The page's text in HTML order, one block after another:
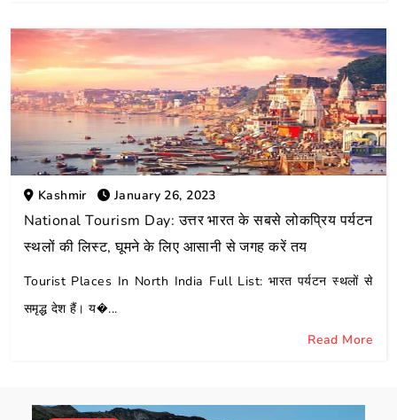
Kashmir January 26, 2023
National Tourism Day: उत्तर भारत के सबसे लोकप्रिय पर्यटन
स्थलों की लिस्ट, घूमने के लिए आसानी से जगह करें तय
Tourist Places In North India Full List: भारत पर्यटन स्थलों से
समृद्ध देश हैं। य�...
Read More